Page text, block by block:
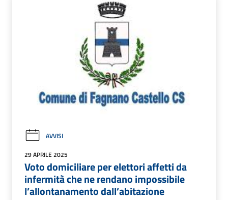
AVVISI
29 APRILE 2025
Voto domiciliare per elettori affetti da
infermità che ne rendano impossibile
l’allontanamento dall’abitazione